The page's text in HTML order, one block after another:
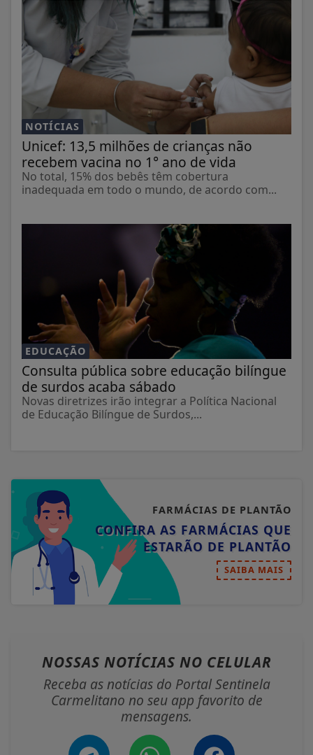
NOTÍCIAS
Unicef: 13,5 milhões de crianças não
recebem vacina no 1° ano de vida
No total, 15% dos bebês têm cobertura
inadequada em todo o mundo, de acordo com...
EDUCAÇÃO
Consulta pública sobre educação bilíngue
de surdos acaba sábado
Novas diretrizes irão integrar a Política Nacional
de Educação Bilíngue de Surdos,...
FARMÁCIAS DE PLANTÃO
CONFIRA AS FARMÁCIAS QUE
ESTARÃO DE PLANTÃO
SAIBA MAIS
NOSSAS NOTÍCIAS NO CELULAR
Receba as notícias do Portal Sentinela
Carmelitano no seu app favorito de
mensagens.